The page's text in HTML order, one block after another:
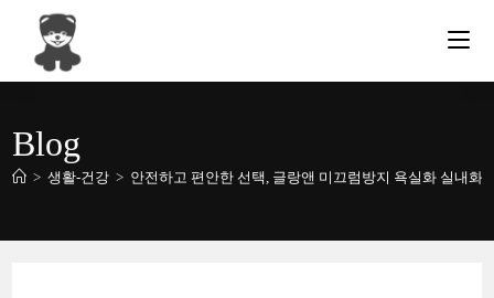
content
Blog
> 생활-건강 > 안전하고 편안한 선택, 글랑앤 미끄럼방지 욕실화 실내화!